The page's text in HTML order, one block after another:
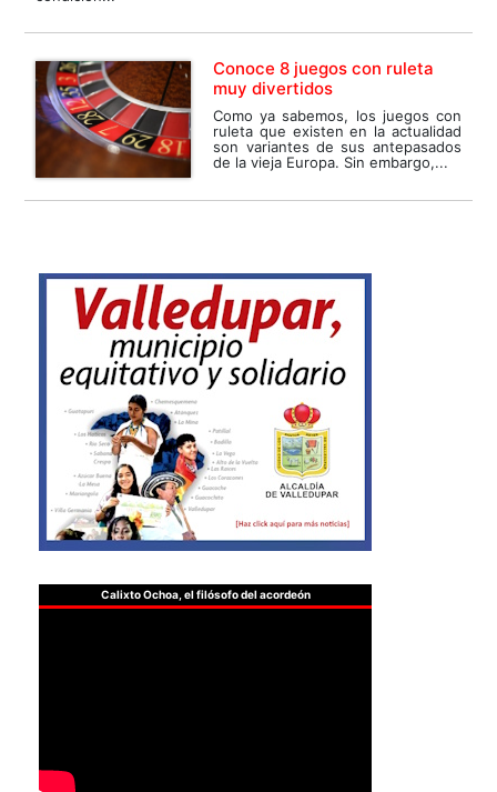
Conoce 8 juegos con ruleta
muy divertidos
Como ya sabemos, los juegos con
ruleta que existen en la actualidad
son variantes de sus antepasados
de la vieja Europa. Sin embargo,...
Calixto Ochoa, el filósofo del acordeón